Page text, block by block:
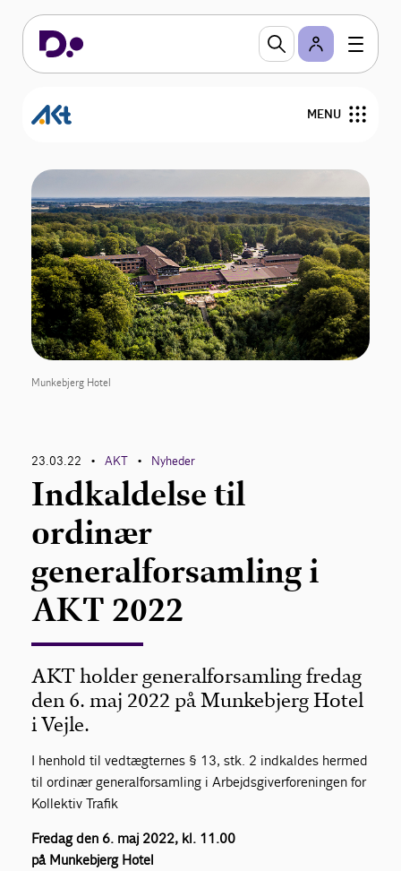
MENU
Om AKT
Nyheder
Overenskomster og personalejura
Viden om
Munkebjerg Hotel
23.03.22 • AKT • Nyheder
Indkaldelse til
ordinær
generalforsamling i
AKT 2022
AKT holder generalforsamling fredag
den 6. maj 2022 på Munkebjerg Hotel
i Vejle.
I henhold til vedtægternes § 13, stk. 2 indkaldes hermed
til ordinær generalforsamling i Arbejdsgiverforeningen for
Kollektiv Trafik
Fredag den 6. maj 2022, kl. 11.00
på Munkebjerg Hotel